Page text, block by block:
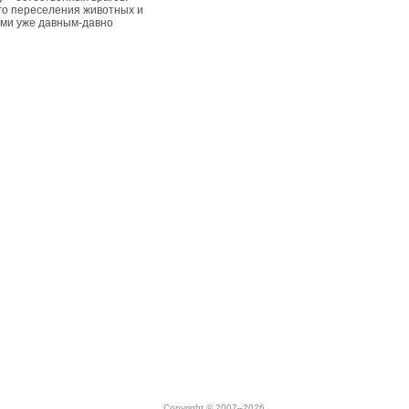
переселения животных и
уже давным-давно